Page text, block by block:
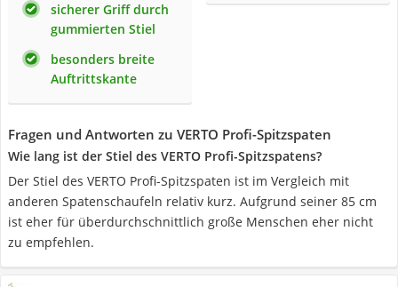
sicherer Griff durch
gummierten Stiel
besonders breite
Auftrittskante
Fragen und Antworten zu VERTO Profi-Spitzspaten
Wie lang ist der Stiel des VERTO Profi-Spitzspatens?
Der Stiel des VERTO Profi-Spitzspaten ist im Vergleich mit
anderen Spatenschaufeln relativ kurz. Aufgrund seiner 85 cm
ist eher für überdurchschnittlich große Menschen eher nicht
zu empfehlen.